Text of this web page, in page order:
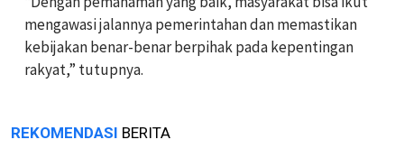
mengawasi jalannya pemerintahan dan memastikan
kebijakan benar-benar berpihak pada kepentingan
rakyat,” tutupnya.
REKOMENDASI BERITA